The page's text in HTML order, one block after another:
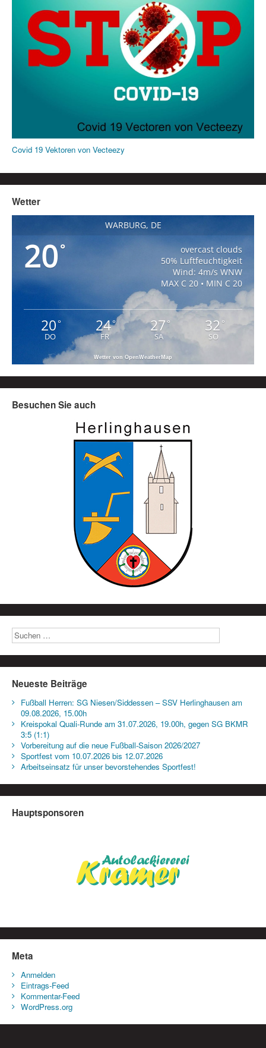
Covid 19 Vektoren von Vecteezy
Wetter
WARBURG, DE
20°
overcast clouds
50% Luftfeuchtigkeit
Wind: 4m/s WNW
MAX C 20 • MIN C 20
20°
DO
24°
FR
27°
SA
32 °
SO
Wetter von OpenWeatherMap
Besuchen Sie auch
Neueste Beiträge
Fußball Herren: SG Niesen/Siddessen – SSV Herlinghausen am
09.08.2026, 15.00h
Kreispokal Quali-Runde am 31.07.2026, 19.00h, gegen SG BKMR
3:5 (1:1)
Vorbereitung auf die neue Fußball-Saison 2026/2027
Sportfest vom 10.07.2026 bis 12.07.2026
Arbeitseinsatz für unser bevorstehendes Sportfest!
Hauptsponsoren
Meta
Anmelden
Eintrags-Feed
Kommentar-Feed
WordPress.org